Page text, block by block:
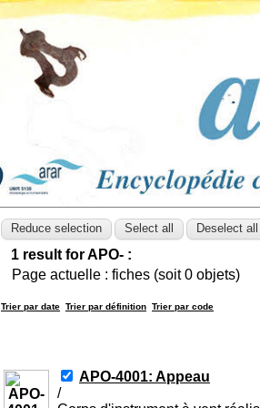
1 result for APO- :
Page actuelle : fiches (soit0 objets)
Trier par date Trier par définition Trier par code
APO-4001: Appeau
/